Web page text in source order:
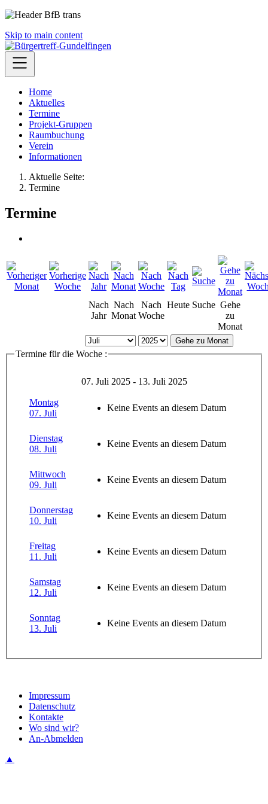
Skip to main content
Home
Aktuelles
Termine
Projekt-Gruppen
Raumbuchung
Verein
Informationen
Aktuelle Seite:
Termine
Termine
Nach
Jahr
Nach
Monat
Nach
Woche
Heute Suche Gehe
zu
Monat
Gehe zu Monat
Termine für die Woche :
07. Juli 2025 - 13. Juli 2025
Montag
07. Juli
Keine Events an diesem Datum
Dienstag
08. Juli
Keine Events an diesem Datum
Mittwoch
09. Juli
Keine Events an diesem Datum
Donnerstag
10. Juli
Keine Events an diesem Datum
Freitag
11. Juli
Keine Events an diesem Datum
Samstag
12. Juli
Keine Events an diesem Datum
Sonntag
13. Juli
Keine Events an diesem Datum
Impressum
Datenschutz
Kontakte
Wo sind wir?
An-Abmelden
▲